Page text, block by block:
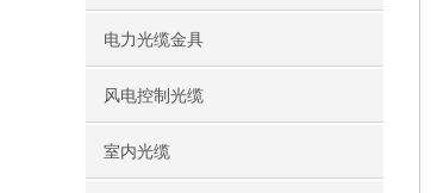
电力光缆金具
风电控制光缆
室内光缆